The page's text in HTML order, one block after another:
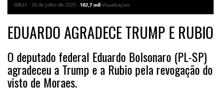
EDUARDO AGRADECE TRUMP E RUBIO
O deputado federal Eduardo Bolsonaro (PL-SP)
agradeceu a Trump e a Rubio pela revogação do
visto de Moraes.